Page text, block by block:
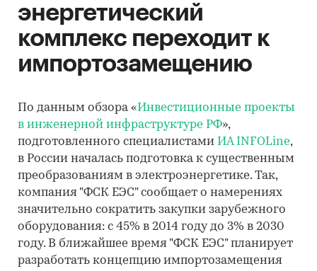
энергетический
комплекс переходит к
импортозамещению
По данным обзора «Инвестиционные проекты
в инженерной инфраструктуре РФ»,
подготовленного специалистами ИА INFOLine,
в России началась подготовка к существенным
преобразованиям в электроэнергетике. Так,
компания "ФСК ЕЭС" сообщает о намерениях
значительно сократить закупки зарубежного
оборудования: с 45% в 2014 году до 3% в 2030
году. В ближайшее время "ФСК ЕЭС" планирует
разработать концепцию импортозамещения